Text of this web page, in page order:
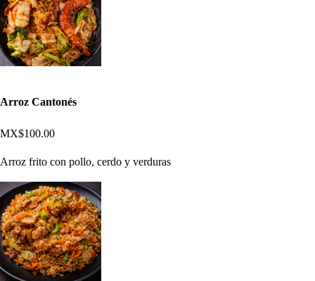
Arroz Cantonés
MX$100.00
Arroz frito con pollo, cerdo y verduras